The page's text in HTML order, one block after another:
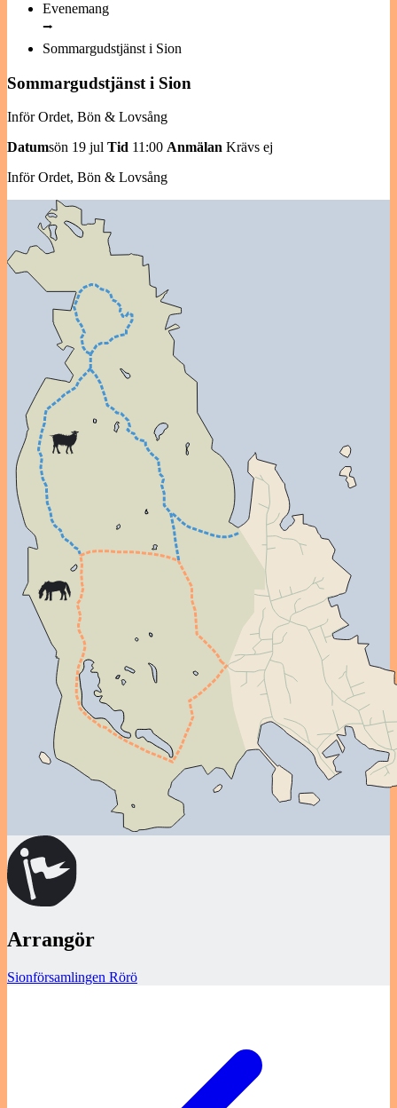
Evenemang
⭢
Sommargudstjänst i Sion
Sommargudstjänst i Sion
Inför Ordet, Bön & Lovsång
Datumsön 19 jul Tid 11:00 Anmälan Krävs ej
Inför Ordet, Bön & Lovsång
Arrangör
Sionförsamlingen Rörö